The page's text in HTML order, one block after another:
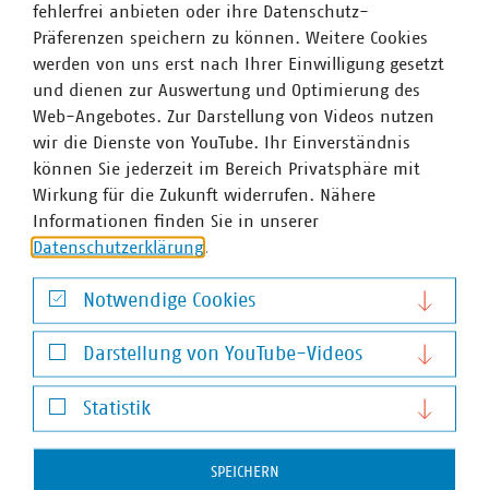
Ansprechpartner
fehlerfrei anbieten oder ihre Datenschutz-
Präferenzen speichern zu können. Weitere Cookies
werden von uns erst nach Ihrer Einwilligung gesetzt
und dienen zur Auswertung und Optimierung des
Web-Angebotes. Zur Darstellung von Videos nutzen
wir die Dienste von YouTube. Ihr Einverständnis
können Sie jederzeit im Bereich Privatsphäre mit
Wirkung für die Zukunft widerrufen. Nähere
Informationen finden Sie in unserer
Datenschutzerklärung
Notwendige Cookies
Notwendige Cookies
Darstellung von YouTube-Videos
Darstellung von YouTube-Videos
Statistik
Statistik
SPEICHERN